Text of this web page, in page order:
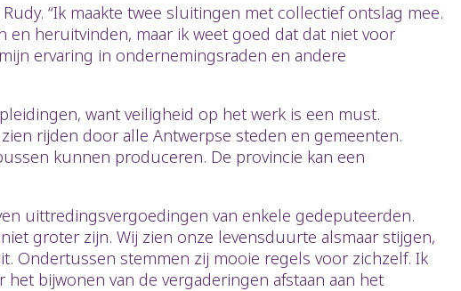
“Ik maakte twee sluitingen met collectief ontslag mee.
heruitvinden, maar ik weet goed dat dat niet voor
ervaring in ondernemingsraden en andere
want veiligheid op het werk is een must.
rijden door alle Antwerpse steden en gemeenten.
kunnen produceren. De provincie kan een
uittredingsvergoedingen van enkele gedeputeerden.
groter zijn. Wij zien onze levensduurte alsmaar stijgen,
Ondertussen stemmen zij mooie regels voor zichzelf. Ik
bijwonen van de vergaderingen afstaan aan het